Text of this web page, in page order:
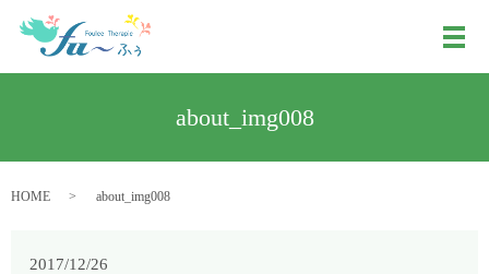
メ
about_img008
HOME about_img008
2017/12/26